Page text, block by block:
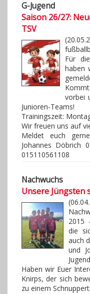
G-Jugend
Saison 26/27:
TSV
Für
haben
vorbei
Junioren-Teams!
Trainingszeit:
Wir freuen uns auf
Meldet euch
Johannes Döbrich
015110561108
Nachwuchs
Unsere Jüngsten
2015
die
auch
und
Haben wir Euer
Knirps, der sich
zu einem